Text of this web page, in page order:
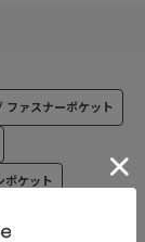
イテムの収納が
トラップとして
キュリティ面も
ファスナーポケット
ポケット